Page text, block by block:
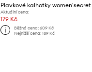
Aktuální cena:
179 Kč
Běžná cena: 609 Kč
Nejnižší cena: 189 Kč